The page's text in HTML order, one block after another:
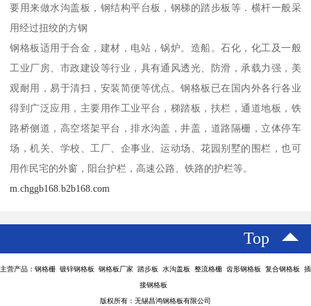
要用来做水沟盖板，钢结构平台板，钢梯的踏步板等．横杆一般采
用经过扭绞的方钢
钢格板适用于合金，建材，电站，锅炉。造船。石化，化工及一般
工业厂房、市政建设等行业，具有通风透光、防滑，承载力强，美
观耐用，易于清扫，安装简便等优点。钢格板已在国内外各行各业
得到广泛应用，主要用作工业平台，梯踏板，扶栏，通道地板，铁
路桥侧道，高空塔架平台，排水沟盖，井盖，道路隔栅，立体停车
场，机关、学校、工厂、企事业、运动场、花园别墅的围栏，也可
用作民宅的外窗，阳台护栏，高速公路、铁路的护栏等。
m.chggb168.b2b168.com
Top
主营产品：钢格栅 镀锌钢格板 钢格板厂家 踏步板 水沟盖板 整流格栅 齿形钢格板 复合钢格板 插
接钢格板
版权所有：无锡昌鸿钢格板有限公司